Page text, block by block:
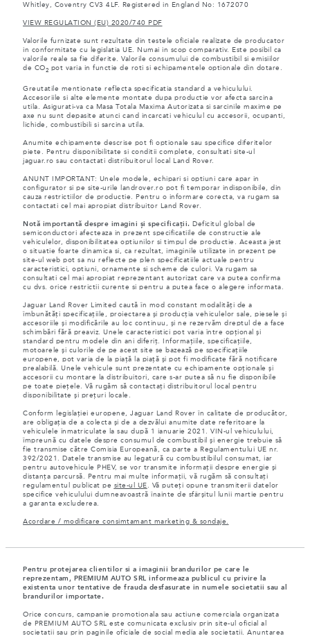
Whitley, Coventry CV3 4LF. Registered in England No: 1672070
VIEW REGULATION (EU) 2020/740 PDF
Valorile furnizate sunt rezultate din testele oficiale realizate de producator
in conformitate cu legislatia UE. Numai in scop comparativ. Este posibil ca
valorile reale sa fie diferite. Valorile consumului de combustibil si emisiilor
de CO2 pot varia in functie de roti si echipamentele optionale din dotare.
Greutatile mentionate reflecta specificatia standard a vehiculului.
Accesoriile si alte elemente montate dupa productie vor afecta sarcina
utila. Asigurati-va ca Masa Totala Maxima Autorizata si sarcinile maxime pe
axe nu sunt depasite atunci cand incarcati vehiculul cu accesorii, ocupanti,
lichide, combustibili si sarcina utila.
Anumite echipamente descrise pot fi optionale sau specifice diferitelor
piete. Pentru disponibilitate si conditii complete, consultati site-ul
jaguar.ro sau contactati distribuitorul local Land Rover.
ANUNT IMPORTANT: Unele modele, echipari si optiuni care apar in
configurator si pe site-urile landrover.ro pot fi temporar indisponibile, din
cauza restrictiilor de productie. Pentru o informare corecta, va rugam sa
contactati cel mai apropiat distribuitor Land Rover.
Notă importantă despre imagini și specificații. Deficitul global de
semiconductori afecteaza in prezent specificatiile de constructie ale
vehiculelor, disponibilitatea optiunilor si timpul de productie. Aceasta jest
o situatie foarte dinamica si, ca rezultat, imaginile utilizate in prezent pe
site-ul web pot sa nu reflecte pe plen specificatiile actuale pentru
caracteristici, optiuni, ornamente si scheme de culori. Va rugam sa
consultati cel mai apropiat reprezentant autorizat care va putea confirma
cu dvs. orice restrictii curente si pentru a putea face o alegere informata.
Jaguar Land Rover Limited caută în mod constant modalități de a
îmbunătăți specificațiile, proiectarea și producția vehiculelor sale, piesele și
accesoriile și modificările au loc continuu, și ne rezervăm dreptul de a face
schimbări fără preaviz. Unele caracteristici pot varia între opțional și
standard pentru modele din ani diferiț. Informațiile, specificațiile,
motoarele și culorile de pe acest site se bazează pe specificațiile
europene, pot varia de la piață la piață și pot fi modificate fără notificare
prealabilă. Unele vehicule sunt prezentate cu echipamente opționale și
accesorii cu montare la distribuitori, care s-ar putea să nu fie disponibile
pe toate piețele. Vă rugăm să contactați distribuitorul local pentru
disponibilitate și prețuri locale.
Conform legislației europene, Jaguar Land Rover în calitate de producător,
are obligația de a colecta și de a dezvălui anumite date referitoare la
vehiculele înmatriculate la sau după 1 ianuarie 2021. VIN-ul vehiculului,
împreună cu datele despre consumul de combustibil și energie trebuie să
fie transmise către Comisia Europeană, ca parte a Regulamentului UE nr.
392/2021. Datele transmise au legatură cu combustibilul consumat, iar
pentru autovehicule PHEV, se vor transmite informații despre energie și
distanța parcursă. Pentru mai multe informații, vă rugăm să consultați
regulamentul publicat pe site-ul UE . Vă puteți opune transmiterii datelor
specifice vehiculului dumneavoastră înainte de sfârșitul lunii martie pentru
a garanta excluderea.
Acordare / modificare consimtamant marketing & sondaje.
Pentru protejarea clientilor si a imaginii brandurilor pe care le
reprezentam, PREMIUM AUTO SRL informeaza publicul cu privire la
existenta unor tentative de frauda desfasurate in numele societatii sau al
brandurilor importate.
Orice concurs, campanie promotionala sau actiune comerciala organizata
de PREMIUM AUTO SRL este comunicata exclusiv prin site-ul oficial al
societatii sau prin paginile oficiale de social media ale societatii. Anuntarea